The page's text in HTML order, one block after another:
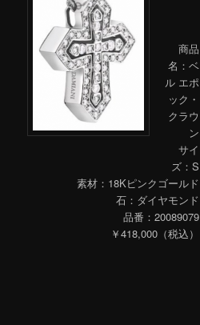
商品
名：ベ
ル エポ
ック・
クラウ
ン
サイ
ズ：S
素材：18Kピンクゴールド
石：ダイヤモンド
品番：20089079
￥418,000（税込）